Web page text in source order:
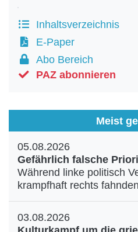
Inhaltsverzeichnis
E-Paper
Abo Bereich
PAZ abonnieren
Meist
05.08.2026
Gefährlich falsche
Während linke politisch
krampfhaft rechts
03.08.2026